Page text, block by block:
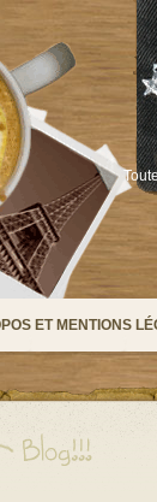
ET MENTIONS